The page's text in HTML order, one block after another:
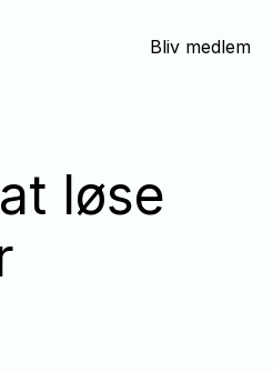
Bliv medlem
løse